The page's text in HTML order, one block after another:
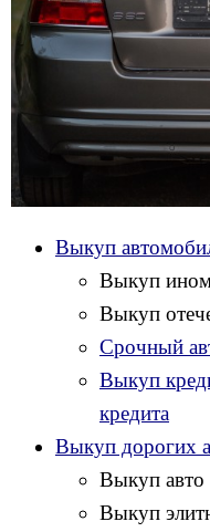
Выкуп
Выкуп
Выкуп
Срочный
Выкуп
кредита
Выкуп дорогих
Выкуп авто
Выкуп